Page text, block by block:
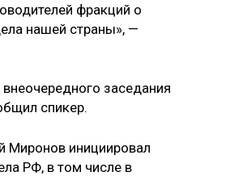
фракций о
нашей страны», —
заседания
спикер.
Миронов инициировал
РФ, в том числе в